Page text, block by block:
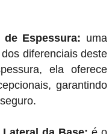
Espessura: uma
diferenciais deste
ela oferece
garantindo